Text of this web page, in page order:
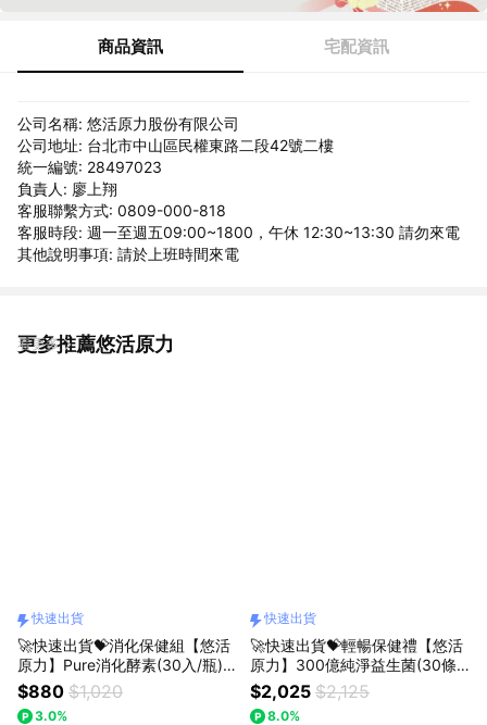
商品資訊 宅配資訊
公司名稱: 悠活原力股份有限公司
公司地址: 台北市中山區民權東路二段42號二樓
統一編號: 28497023
負責人: 廖上翔
客服聯繫方式: 0809-000-818
客服時段: 週一至週五09:00~1800，午休 12:30~13:30 請勿來電
其他說明事項: 請於上班時間來電
更多推薦悠活原力
看更多
快速出貨
🚀快速出貨💝消化保健組【悠活
原力】Pure消化酵素(30入/瓶)
+悠活好享受(30入/盒)｜附提袋
｜消化酵素｜助消化
$880 $1,020
3.0%
快速出貨
🚀快速出貨💝輕暢保健禮【悠活
原力】300億純淨益生菌(30條/
盒) X2｜呵護禮｜大餐後必備｜
送禮首選
$2,025 $2,125
8.0%